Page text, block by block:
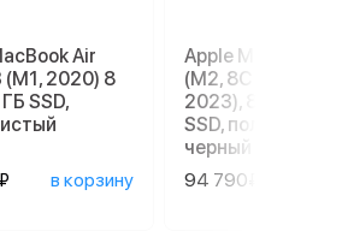
Air
(M1, 2020) 8
SSD,
в корзину
Apple MacBook
(M2, 8C CPU/10C
2023), 8 ГБ, 512
SSD, полуночный
черный (MQKX3)
94 790₽